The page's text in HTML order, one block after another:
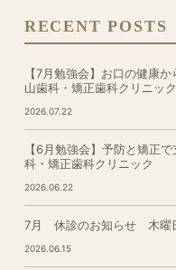
RECENT POSTS
【7月勉強会】お口の健康
山歯科・矯正歯科クリニック
2026.07.22
【6月勉強会】予防と矯正
科・矯正歯科クリニック
2026.06.22
7月 休診のお知らせ 木曜
2026.06.15